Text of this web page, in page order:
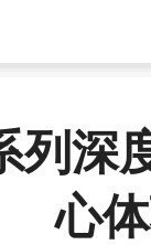
列深
心